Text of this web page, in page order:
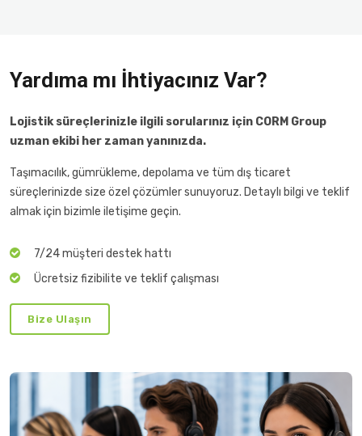
Yardıma mı İhtiyacınız Var?
Lojistik süreçlerinizle ilgili sorularınız için CORM Group
uzman ekibi her zaman yanınızda.
Taşımacılık, gümrükleme, depolama ve tüm dış ticaret
süreçlerinizde size özel çözümler sunuyoruz. Detaylı bilgi ve teklif
almak için bizimle iletişime geçin.
7/24 müşteri destek hattı
Ücretsiz fizibilite ve teklif çalışması
Bize Ulaşın